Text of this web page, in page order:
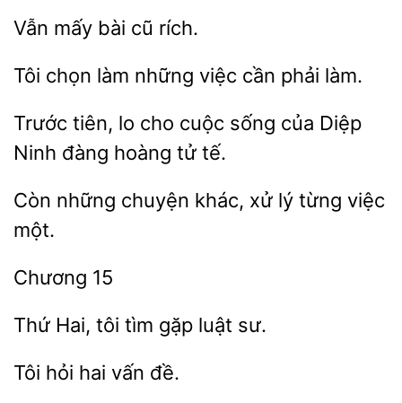
Vẫn mấy
Tôi chọn việc cần phải
Trước tiên, lo
cuộc sống của Diệp
đàng
tử tế.
Còn những chuyện khác, lý việc
tôi gặp luật sư.
Tôi vấn